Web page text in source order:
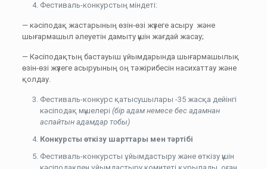
Фестиваль-конкурстың міндеті:
— кәсіподақ жастарының өзін-өзі жүзеге асыру және
шығармашыл әлеуетін дамыту үшін жағдай жасау;
— Кәсіподақтың бастауыш ұйымдарында шығармашылық
өзін-өзі жүзеге асыруының оң тәжірибесін насихаттау және
қолдау.
Фестиваль-конкурс қатысушылары -35 жасқа дейінгі
кәсіподақ мүшелері (бір адам немесе бес адамнан
аспайтын адамдар тобы)
Конкурсты өткізу шарттары мен тәртібі
Фестиваль-конкурсты ұйымдастыру және өткізу үшін